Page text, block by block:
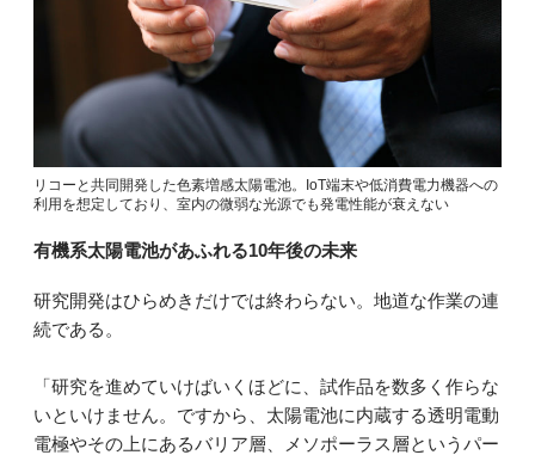
リコーと共同開発した色素増感太陽電池。IoT端末や低消費電力機器への
利用を想定しており、室内の微弱な光源でも発電性能が衰えない
有機系太陽電池があふれる10年後の未来
研究開発はひらめきだけでは終わらない。地道な作業の連
続である。
「研究を進めていけばいくほどに、試作品を数多く作らな
いといけません。ですから、太陽電池に内蔵する透明電動
電極やその上にあるバリア層、メソポーラス層というパー